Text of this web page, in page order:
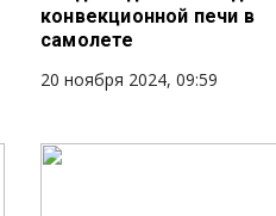
конвекционной печи в
самолете
20 ноября 2024, 09:59